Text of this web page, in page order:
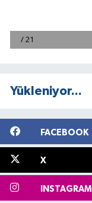
Yükleniyor...
FACEBOOK
X
INSTAGRAM